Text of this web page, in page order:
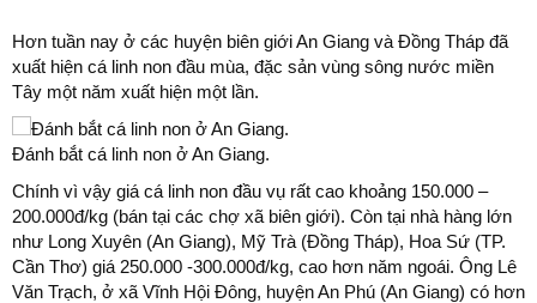
Hơn tuần nay ở các huyện biên giới An Giang và Đồng Tháp đã
xuất hiện cá linh non đầu mùa, đặc sản vùng sông nước miền
Tây một năm xuất hiện một lần.
Đánh bắt cá linh non ở An Giang.
Chính vì vậy giá cá linh non đầu vụ rất cao khoảng 150.000 –
200.000đ/kg (bán tại các chợ xã biên giới). Còn tại nhà hàng lớn
như Long Xuyên (An Giang), Mỹ Trà (Đồng Tháp), Hoa Sứ (TP.
Cần Thơ) giá 250.000 -300.000đ/kg, cao hơn năm ngoái. Ông Lê
Văn Trạch, ở xã Vĩnh Hội Đông, huyện An Phú (An Giang) có hơn